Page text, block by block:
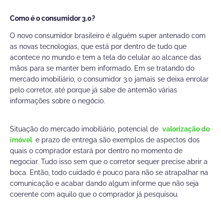
Como é o consumidor 3.0?
O novo consumidor brasileiro é alguém super antenado com
as novas tecnologias, que está por dentro de tudo que
acontece no mundo e tem a tela do celular ao alcance das
mãos para se manter bem informado. Em se tratando do
mercado imobiliário, o consumidor 3.0 jamais se deixa enrolar
pelo corretor, até porque já sabe de antemão várias
informações sobre o negócio.
Situação do mercado imobiliário, potencial de valorização do
imóvel e prazo de entrega são exemplos de aspectos dos
quais o comprador estará por dentro no momento de
negociar. Tudo isso sem que o corretor sequer precise abrir a
boca. Então, todo cuidado é pouco para não se atrapalhar na
comunicação e acabar dando algum informe que não seja
coerente com aquilo que o comprador já pesquisou.